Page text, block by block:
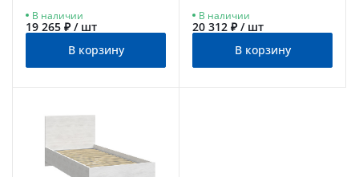
В наличии
19 265 ₽ / шт
В корзину
В наличии
20 312 ₽ / шт
В корзину